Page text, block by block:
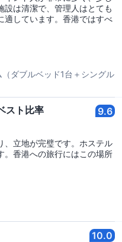
は清潔で、管理人はとても
適しています。香港ではすべ
ダブルベッド1台＋シングル
スト比率 9.6
、立地が完璧です。ホステル
。香港への旅行にはこの場所
10.0